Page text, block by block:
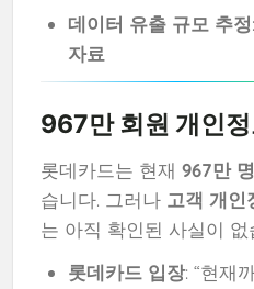
데이터 유출 규모 추정
자료
967만 회원 개인
롯데카드는 현재 967만
습니다. 그러나 고객 개인
는 아직 확인된 사실이 없
롯데카드 입장: “현재